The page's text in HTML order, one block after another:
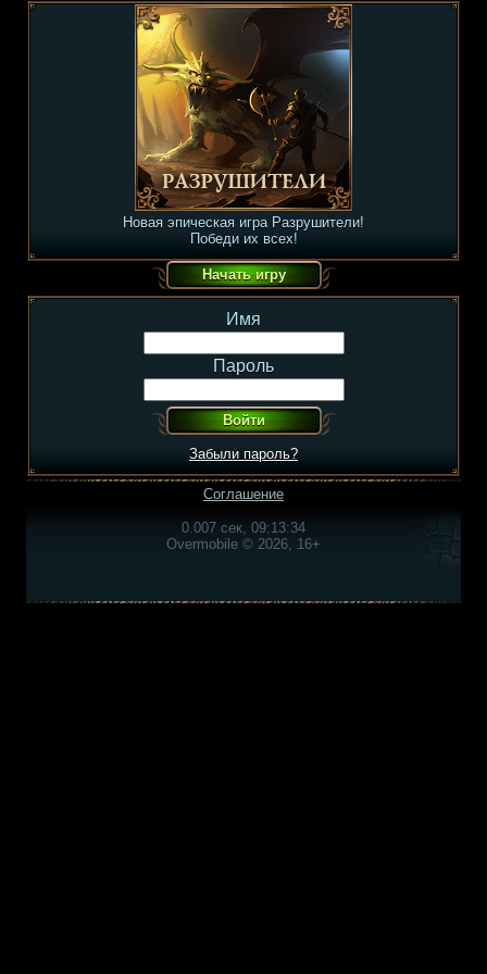
Новая эпическая игра Разрушители!
Победи их всех!
Имя
Пароль
Забыли пароль?
Соглашение
0.007 сек, 09:13:34
Overmobile © 2026, 16+